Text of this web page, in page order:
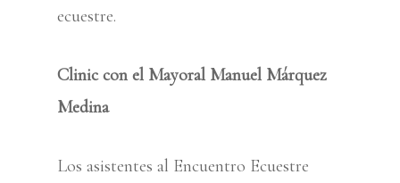
ecuestre.
Clinic con el Mayoral Manuel Márquez
Medina
Los asistentes al Encuentro Ecuestre